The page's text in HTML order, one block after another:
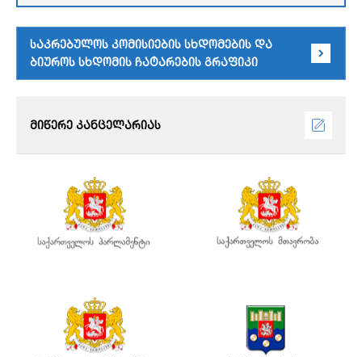
საკრებულოს კომისიების სხდომების და
ბიუროს სხდომის ჩატარების გრაფიკი
მიწერე კანცელარიას